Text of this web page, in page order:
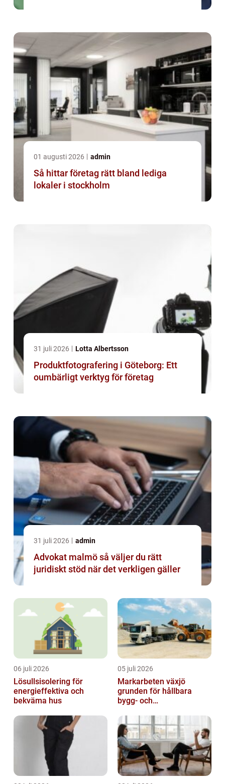
01 augusti 2026 admin
Så hittar företag rätt bland lediga
lokaler i stockholm
31 juli 2026 Lotta Albertsson
Produktfotografering i Göteborg: Ett
oumbärligt verktyg för företag
31 juli 2026 admin
Advokat malmö så väljer du rätt
juridiskt stöd när det verkligen gäller
06 juli 2026
Lösullsisolering för
energieffektiva och
bekväma hus
05 juli 2026
Markarbeten växjö
grunden för hållbara
bygg- och